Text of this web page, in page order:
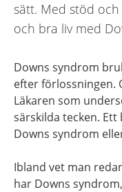
sätt. Med stöd
och bra liv med
Downs syndrom
efter förlossningen.
Läkaren som
särskilda tecken.
Downs syndrom
Ibland vet man
har Downs